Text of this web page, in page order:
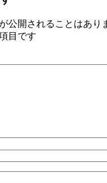
公開されることはあり
目です